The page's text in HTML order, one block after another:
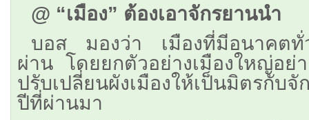
@ “เมือง” ต้องเอาจักรยานนำ
บอส มองว่า เมืองที่มีอนาคตทั่
ผ่าน โดยยกตัวอย่างเมืองใหญ่อย่
ปรับเปลี่ยนผังเมืองให้เป็นมิตรกับ
ปีที่ผ่านมา